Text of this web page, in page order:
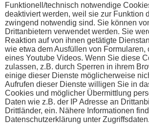
Funktionell/technisch notwendige
deaktiviert werden, weil sie zur Funktion
zwingend notwendig sind. Sie können
Drittanbietern verwendet werden. Sie
Reaktion auf von ihnen getätigte
wie etwa dem Ausfüllen von Formularen,
eines Youtube Videos. Wenn Sie diese
zulassen, z.B. durch Sperren in ihrem
einige dieser Dienste möglicherweise
Aufrufen dieser Dienste willigen Sie in
Cookies und möglicher Übermittlung
Daten wie z.B. der IP Adresse an
Drittländer, ein. Nähere Informationen
Datenschutzerklärung unter Zugriffsdaten.